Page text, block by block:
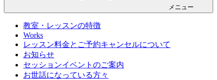
メニュー
教室・レッスンの特徴
Works
レッスン料金とご予約キャンセルについて
お知らせ
セッションイベントのご案内
お世話になっている方々